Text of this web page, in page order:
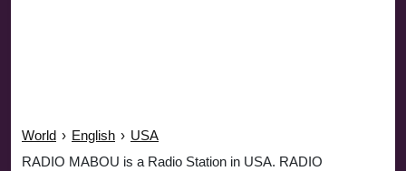
World › English › USA
RADIO MABOU is a Radio Station in USA. RADIO